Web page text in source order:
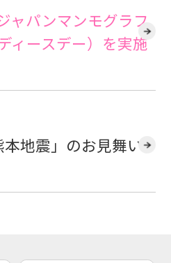
ャパンマンモグラフ
ィースデー）を実施
地震」のお見舞い